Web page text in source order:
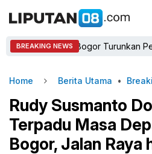
BREAKING NEWS
Bogor Turunkan Personel
Home Berita Utama •
Rudy Susmanto
Terpadu Masa
Bogor, Jalan Raya